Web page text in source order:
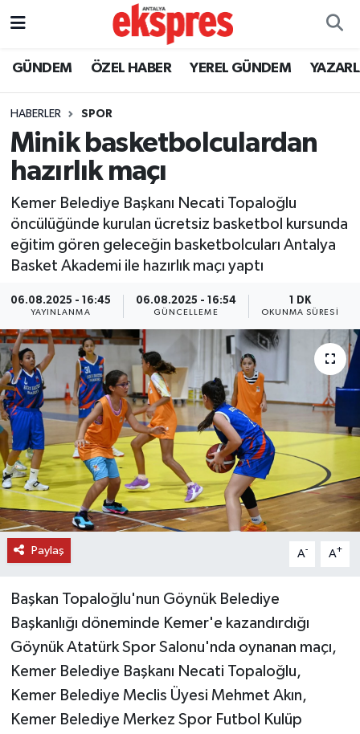
GÜNDEM ÖZEL HABER YEREL GÜNDEM
HABERLER SPOR
Minik basketbolculardan
hazırlık maçı
Kemer Belediye Başkanı Necati Topaloğlu
öncülüğünde kurulan ücretsiz basketbol kursunda
eğitim gören geleceğin basketbolcuları Antalya
Basket Akademi ile hazırlık maçı yaptı
06.08.2025 - 16:45
YAYINLANMA
06.08.2025 - 16:54
GÜNCELLEME
1 DK
OKUNMA SÜRESI
Paylaş A- A+
Başkan Topaloğlu'nun Göynük Belediye
Başkanlığı döneminde Kemer'e kazandırdığı
Göynük Atatürk Spor Salonu'nda oynanan maçı,
Kemer Belediye Başkanı Necati Topaloğlu,
Kemer Belediye Meclis Üyesi Mehmet Akın,
Kemer Belediye Merkez Spor Futbol Kulüp
ÖZEL HABER
YEREL GÜNDEM
EKONOMİ
KÜLTÜR - SANAT
SPOR
SİYASET
SAĞLIK
DÜNYA
EĞİTİM
TURİZM
RÖPORTAJ
VİDEO HABERLER
YAZARLAR
RESMİ İLAN
MAGAZİN
Nöbetçi Eczaneler
Trafik Durumu
Süper Lig Puan Durumu ve Fikstür
Tüm Manşetler
Son Dakika Haberleri
Haber Arşivi